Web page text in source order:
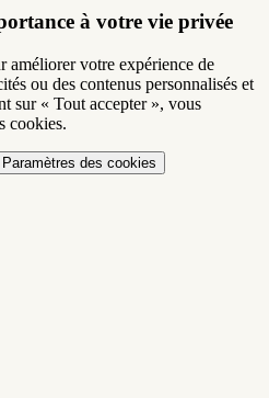
à votre vie privée
améliorer votre expérience de
ou des contenus personnalisés et
sur « Tout accepter », vous
cookies.
Paramètres des cookies